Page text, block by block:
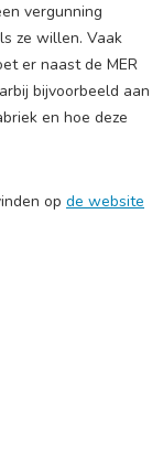
vergunning
ze willen. Vaak
er naast de MER
bijvoorbeeld aan
en hoe deze
op de website